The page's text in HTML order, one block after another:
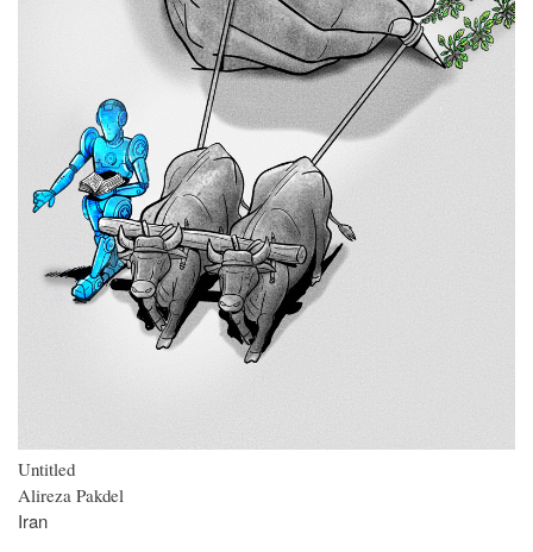
Untitled
Alireza Pakdel
Iran